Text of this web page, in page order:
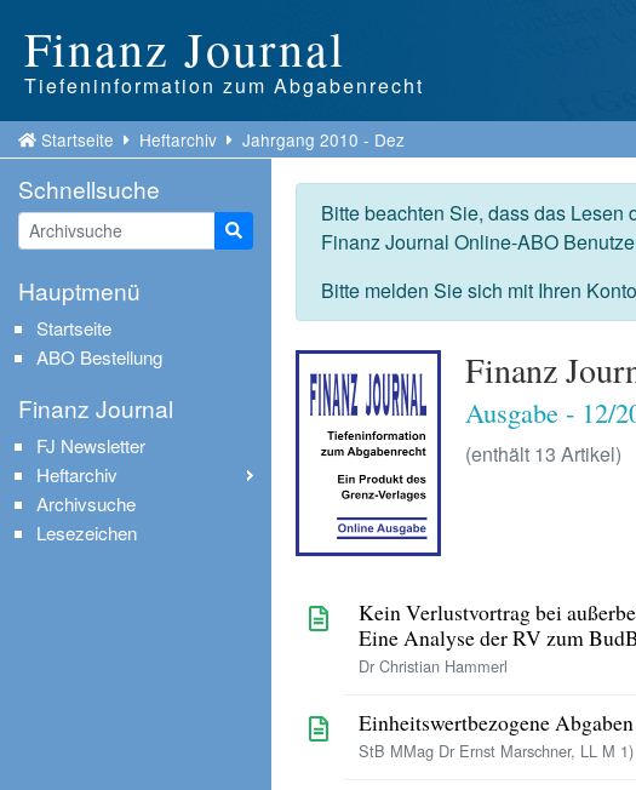
Finanz Journal
Tiefeninformation zum Abgabenrecht
Startseite Heftarchiv Jahrgang 2010 - Dez
Bitte beachten Sie, dass das
Finanz Journal Online-ABO
Bitte melden Sie sich mit Ihren
Finanz
Ausgabe - 12/
(enthält 13 Artikel)
Kein Verlustvortrag bei
Eine Analyse der RV zum
Dr Christian Hammerl
Einheitswertbezogene
StB MMag Dr Ernst Marschner, LL M 1)
Schnellsuche
Suche starten
Hauptmenü
Startseite
ABO Bestellung
Finanz Journal
FJ Newsletter
Heftarchiv
Archivsuche
Lesezeichen